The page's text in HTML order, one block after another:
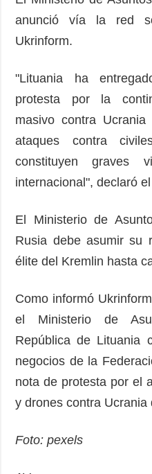
anunció vía la red
Ukrinform.
"Lituania ha
protesta por la
masivo contra
ataques contra
constituyen graves
internacional", declaró
El Ministerio de
Rusia debe asumir su
élite del Kremlin hasta
Como informó
el Ministerio de
República de Lituania
negocios de la
nota de protesta por el
y drones contra
Foto: pexels